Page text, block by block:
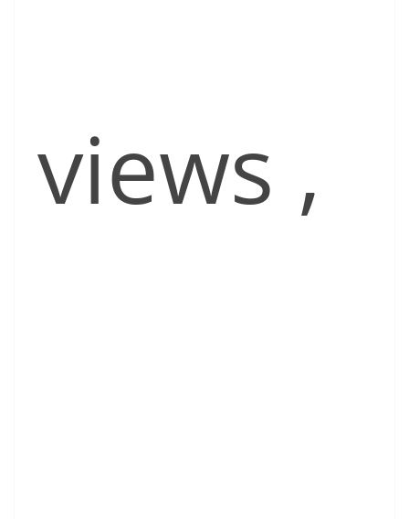
views ,